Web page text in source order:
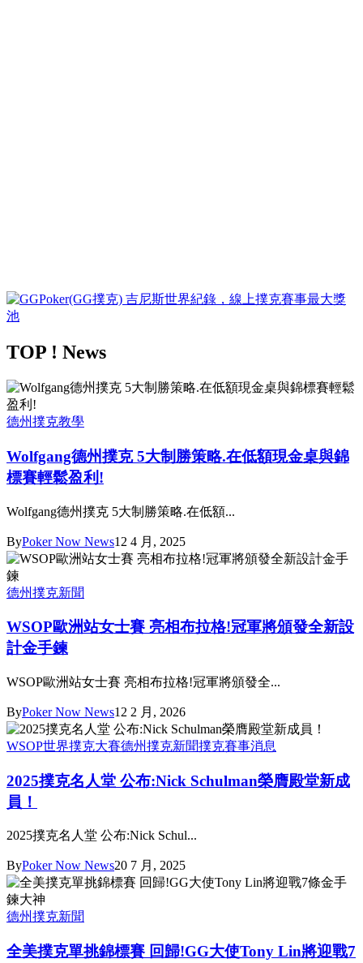
TOP ! News
德州撲克教學
Wolfgang德州撲克 5大制勝策略.在低額現金桌與錦
標賽輕鬆盈利!
Wolfgang德州撲克 5大制勝策略.在低額...
ByPoker Now News12 4 月, 2025
德州撲克新聞
WSOP歐洲站女士賽 亮相布拉格!冠軍將頒發全新設
計金手鍊
WSOP歐洲站女士賽 亮相布拉格!冠軍將頒發全...
ByPoker Now News12 2 月, 2026
WSOP世界撲克大賽德州撲克新聞撲克賽事消息
2025撲克名人堂 公布:Nick Schulman榮膺殿堂新成
員！
2025撲克名人堂 公布:Nick Schul...
ByPoker Now News20 7 月, 2025
德州撲克新聞
全美撲克單挑錦標賽 回歸!GG大使Tony Lin將迎戰7